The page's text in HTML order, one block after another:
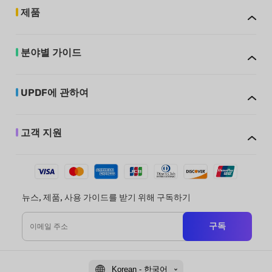
제품
분야별 가이드
UPDF에 관하여
고객 지원
뉴스, 제품, 사용 가이드를 받기 위해 구독하기
구독
Korean - 한국어